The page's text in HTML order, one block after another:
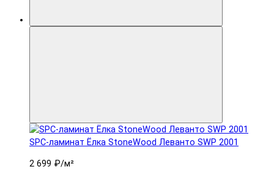
SPC-ламинат Ëлка StoneWood Леванто SWP 2001
2 699 ₽/м²